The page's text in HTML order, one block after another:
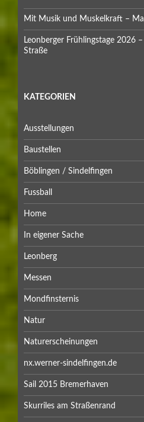
Mit Musik und Muskelkraft –
Leonberger Frühlingstage 2026
Straße
KATEGORIEN
Ausstellungen
Baustellen
Böblingen / Sindelfingen
Fussball
Home
In eigener Sache
Leonberg
Messen
Mondfinsternis
Natur
Naturerscheinungen
nx.werner-sindelfingen.de
Sail 2015 Bremerhaven
Skurriles am Straßenrand